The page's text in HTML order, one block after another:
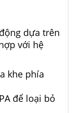
dựa trên
với hệ
khe phía
để loại bỏ